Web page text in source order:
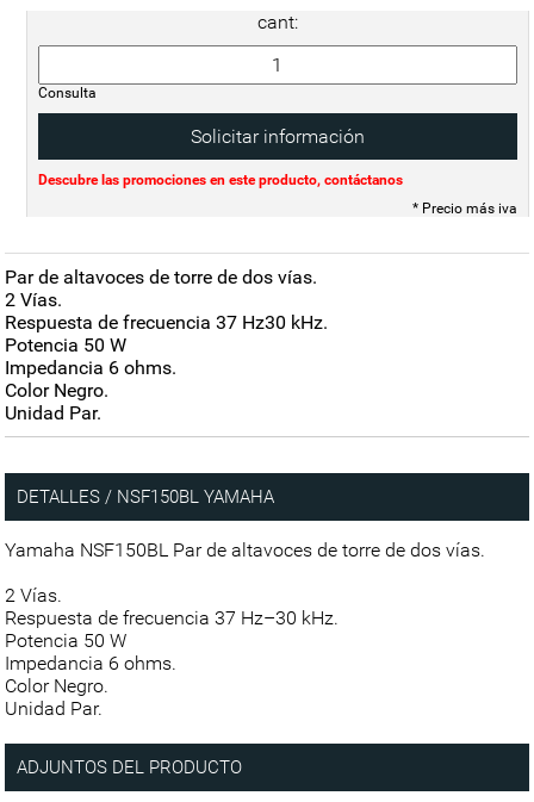
cant:
Consulta
Solicitar información
Descubre las promociones en este producto, contáctanos
* Precio más iva
Par de altavoces de torre de dos vías.
2 Vías.
Respuesta de frecuencia 37 Hz30 kHz.
Potencia 50 W
Impedancia 6 ohms.
Color Negro.
Unidad Par.
DETALLES / NSF150BL YAMAHA
Yamaha NSF150BL Par de altavoces de torre de dos vías.
2 Vías.
Respuesta de frecuencia 37 Hz–30 kHz.
Potencia 50 W
Impedancia 6 ohms.
Color Negro.
Unidad Par.
ADJUNTOS DEL PRODUCTO